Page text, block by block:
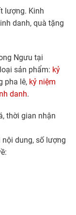
lượng. Kinh
danh, quà tặng
Ngưu tại
sản phẩm: kỷ
pha lê, kỷ niệm
danh.
thời gian nhận
dung, số lượng